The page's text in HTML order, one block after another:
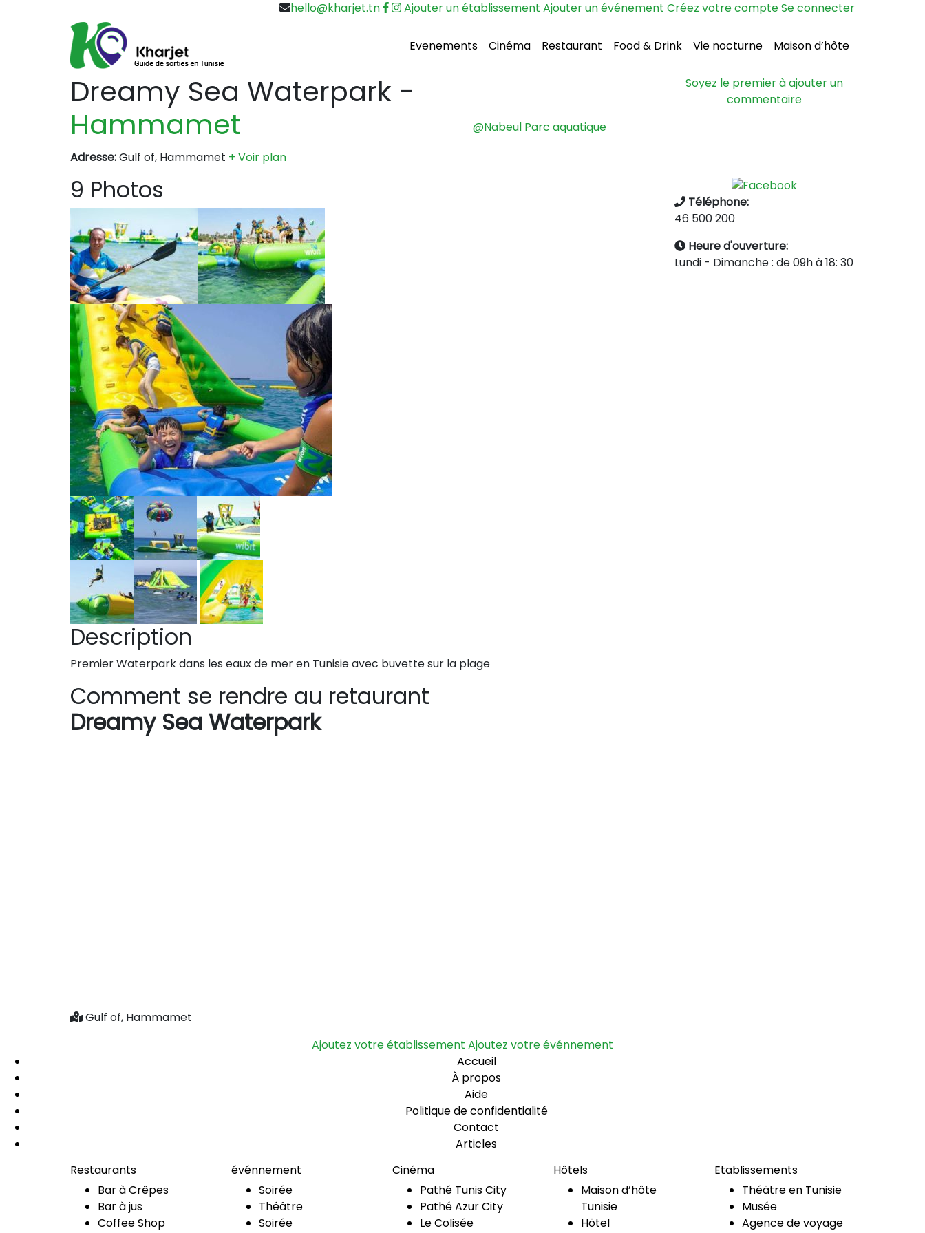
hello@kharjet.tn Ajouter un établissement Ajouter un événement Créez votre compteSe connecter
Evenements Cinéma Restaurant Food & Drink Vie nocturne Maison d’hôte
Dreamy Sea Waterpark -
Hammamet
Adresse:Gulf of, Hammamet + Voir plan
Soyez le premier à ajouter un
commentaire
@Nabeul Parc aquatique
9 Photos
Description
Premier Waterpark dans les eaux de mer en Tunisie avec buvette sur la plage
Comment se rendre au retaurant
Dreamy Sea Waterpark
Gulf of, Hammamet
Téléphone:
46 500 200
Heure d'ouverture:
Lundi - Dimanche : de 09h à 18: 30
Ajoutez votre établissement Ajoutez votre événnement
Accueil
À propos
Aide
Politique de confidentialité
Contact
Articles
Restaurants
Bar à Crêpes
Bar à jus
Coffee Shop
événnement
Soirée
Théâtre
Soirée
Cinéma
Pathé Tunis City
Pathé Azur City
Le Colisée
Hôtels
Maison d’hôte
Tunisie
Hôtel
Etablissements
Théâtre en Tunisie
Musée
Agence de voyage